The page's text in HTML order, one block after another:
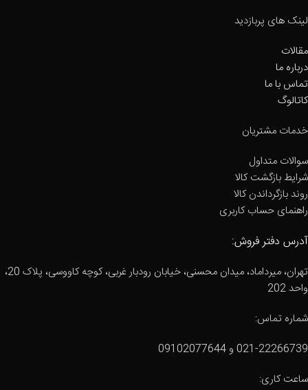
لینک های پربازدید
مقالات
درباره ما
تماس با ما
کاتالوگ
خدمات مشتریان
سوالات متداول
شرایط بازگشت کالا
روند بازگرداندن کالا
راهنمای حساب کاربری
آدرس دفتر فروش:
تهران، میرداماد، میدان محسنی، خیابان رودبار غربی، کوچه کاووسی، پلاک 20،
واحد 202
شماره تماس:
021-22266739 و 09102077644
ساعت کاری: